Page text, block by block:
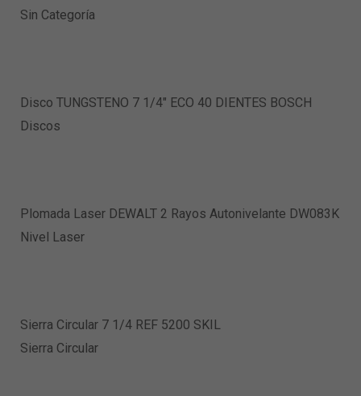
Sin Categoría
Disco TUNGSTENO 7 1/4″ ECO 40 DIENTES BOSCH
Discos
Plomada Laser DEWALT 2 Rayos Autonivelante DW083K
Nivel Laser
Sierra Circular 7 1/4 REF 5200 SKIL
Sierra Circular